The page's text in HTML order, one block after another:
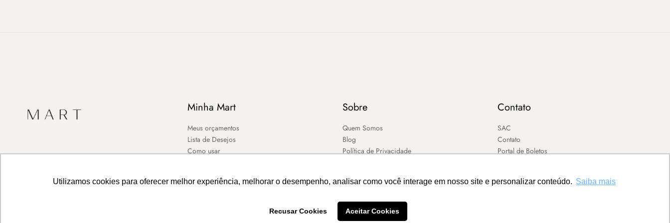
Utilizamos cookies para oferecer melhor experiência, melhorar o desempenho, analisar como você interage em nosso site e personalizar conteúdo. Saiba mais
Recusar Cookies Aceitar Cookies
Minha Mart
Meus orçamentos
Lista de Desejos
Como usar
Sobre
Quem Somos
Blog
Política de Privacidade
Contato
SAC
Contato
Portal de Boletos
2026 – MART ®